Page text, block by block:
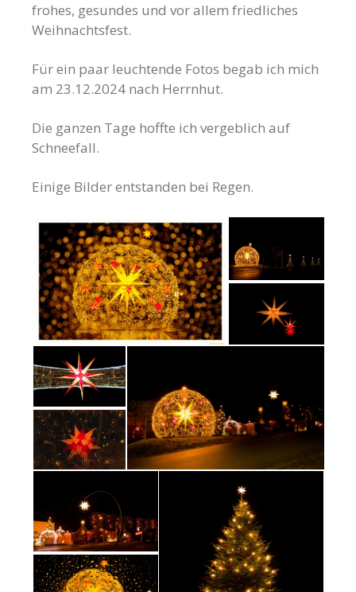
frohes, gesundes und vor allem friedliches
Weihnachtsfest.
Für ein paar leuchtende Fotos begab ich mich
am 23.12.2024 nach Herrnhut.
Die ganzen Tage hoffte ich vergeblich auf
Schneefall.
Einige Bilder entstanden bei Regen.